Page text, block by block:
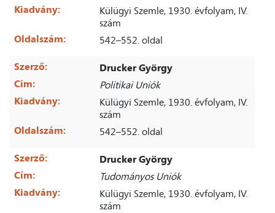
Kiadvány:
Külügyi Szemle, 1930. évfolyam, IV.
szám
Oldalszám:
542–552. oldal
Szerző:
Drucker György
Cím:
Politikai Uniók
Kiadvány:
Külügyi Szemle, 1930. évfolyam, IV.
szám
Oldalszám:
542–552. oldal
Szerző:
Drucker György
Cím:
Tudományos Uniók
Kiadvány:
Külügyi Szemle, 1930. évfolyam, IV.
szám